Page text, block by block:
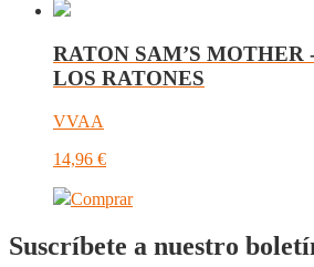
RATON SAM’S MOTHER
LOS RATONES
VVAA
14,96 €
Comprar
Suscríbete a nuestro